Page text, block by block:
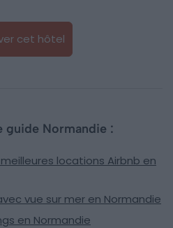
cet hôtel
guide Normandie :
locations Airbnb en
vue sur mer en Normandie
en Normandie